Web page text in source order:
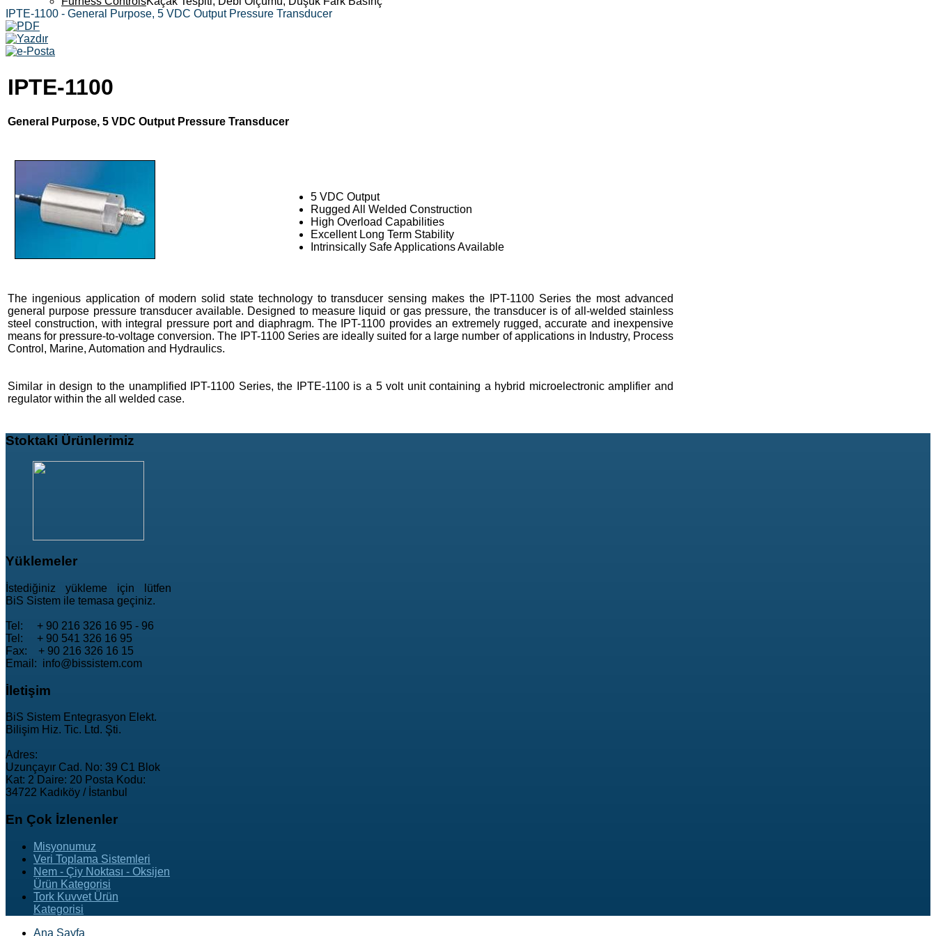
IPTE-1100 - General Purpose, 5 VDC Output Pressure Transducer
IPTE-1100
General Purpose, 5 VDC Output Pressure Transducer
5 VDC Output
Rugged All Welded Construction
High Overload Capabilities
Excellent Long Term Stability
Intrinsically Safe Applications Available
The ingenious application of modern solid state technology to transducer sensing makes the IPT-1100 Series the most advanced
general purpose pressure transducer available. Designed to measure liquid or gas pressure, the transducer is of all-welded stainless
steel construction, with integral pressure port and diaphragm. The IPT-1100 provides an extremely rugged, accurate and inexpensive
means for pressure-to-voltage conversion. The IPT-1100 Series are ideally suited for a large number of applications in Industry, Process
Control, Marine, Automation and Hydraulics.
Similar in design to the unamplified IPT-1100 Series, the IPTE-1100 is a 5 volt unit containing a hybrid microelectronic amplifier and
regulator within the all welded case.
Stoktaki Ürünlerimiz
Yüklemeler
İstediğiniz yükleme için lütfen
BiS Sistem ile temasa geçiniz.
Tel: + 90 216 326 16 95 - 96
Tel: + 90 541 326 16 95
Fax: + 90 216 326 16 15
Email: info@bissistem.com
İletişim
BiS Sistem Entegrasyon Elekt.
Bilişim Hiz. Tic. Ltd. Şti.
Adres:
Uzunçayır Cad. No: 39 C1 Blok
Kat: 2 Daire: 20 Posta Kodu:
34722 Kadıköy / İstanbul
En Çok İzlenenler
Misyonumuz
Veri Toplama Sistemleri
Nem - Çiy Noktası - Oksijen
Ürün Kategorisi
Tork Kuvvet Ürün
Kategorisi
Ana Sayfa